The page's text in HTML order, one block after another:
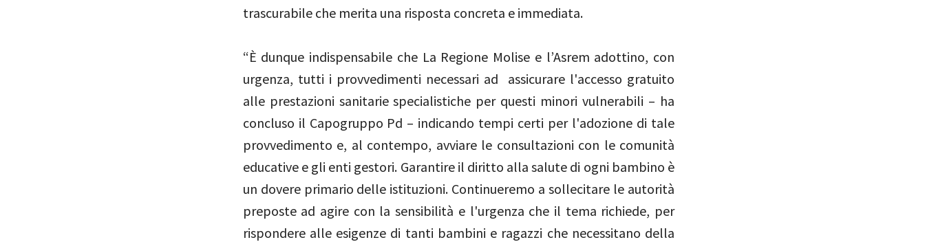
trascurabile che merita una risposta concreta e immediata.
“È dunque indispensabile che La Regione Molise e l’Asrem adottino, con
urgenza, tutti i provvedimenti necessari ad assicurare l'accesso gratuito
alle prestazioni sanitarie specialistiche per questi minori vulnerabili – ha
concluso il Capogruppo Pd – indicando tempi certi per l'adozione di tale
provvedimento e, al contempo, avviare le consultazioni con le comunità
educative e gli enti gestori. Garantire il diritto alla salute di ogni bambino è
un dovere primario delle istituzioni. Continueremo a sollecitare le autorità
preposte ad agire con la sensibilità e l'urgenza che il tema richiede, per
rispondere alle esigenze di tanti bambini e ragazzi che necessitano della